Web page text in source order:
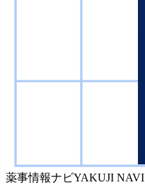
薬事情報ナビYAKUJI NAVI